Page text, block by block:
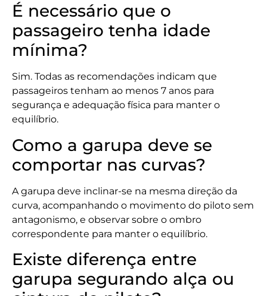
É necessário que o
passageiro tenha idade
mínima?
Sim. Todas as recomendações indicam que
passageiros tenham ao menos 7 anos para
segurança e adequação física para manter o
equilíbrio.
Como a garupa deve se
comportar nas curvas?
A garupa deve inclinar-se na mesma direção da
curva, acompanhando o movimento do piloto sem
antagonismo, e observar sobre o ombro
correspondente para manter o equilíbrio.
Existe diferença entre
garupa segurando alça ou